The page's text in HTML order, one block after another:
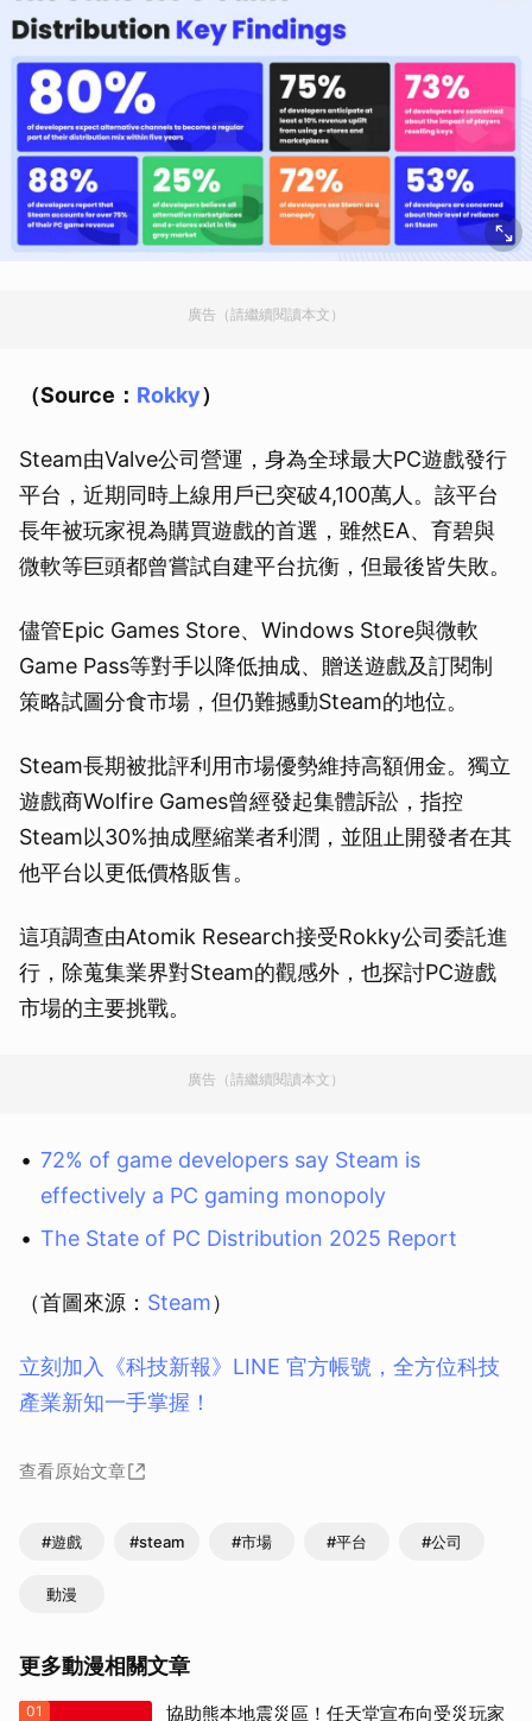
廣告（請繼續閱讀本文）
（Source： Rokky）
Steam由Valve公司營運，身為全球最大PC遊戲發行
平台，近期同時上線用戶已突破4,100萬人。該平台
長年被玩家視為購買遊戲的首選，雖然EA、育碧與
微軟等巨頭都曾嘗試自建平台抗衡，但最後皆失敗。
儘管Epic Games Store、Windows Store與微軟
Game Pass等對手以降低抽成、贈送遊戲及訂閱制
策略試圖分食市場，但仍難撼動Steam的地位。
Steam長期被批評利用市場優勢維持高額佣金。獨立
遊戲商Wolfire Games曾經發起集體訴訟，指控
Steam以30%抽成壓縮業者利潤，並阻止開發者在其
他平台以更低價格販售。
這項調查由Atomik Research接受Rokky公司委託進
行，除蒐集業界對Steam的觀感外，也探討PC遊戲
市場的主要挑戰。
廣告（請繼續閱讀本文）
72% of game developers say Steam is
effectively a PC gaming monopoly
The State of PC Distribution 2025 Report
（首圖來源： Steam）
立刻加入《科技新報》LINE 官方帳號，全方位科技
產業新知一手掌握！
查看原始文章
#遊戲 #steam #市場 #平台 #公司
動漫
更多動漫相關文章
01 協助熊本地震災區！任天堂宣布向受災玩家